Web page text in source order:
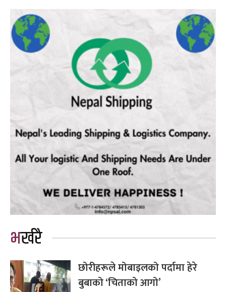
भर्खरै
छोरीहरूले मोबाइलको पर्दामा हेरे
बुबाको ‘चिताको आगो’